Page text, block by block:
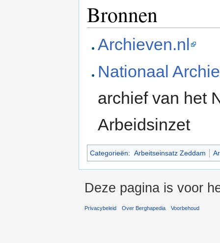
Bronnen
Archieven.nl
Nationaal
archief van het
Arbeidsinzet
Categorieën: Arbeitseinsatz Zeddam
Deze pagina is voor
Privacybeleid Over Berghapedia Voorbehoud